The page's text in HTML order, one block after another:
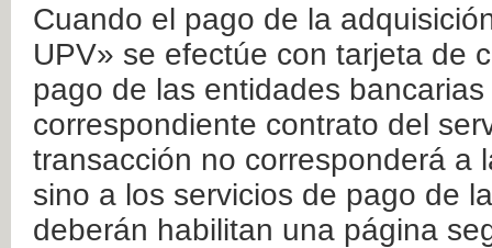
Cuando el pago de la
UPV» se efectúe con tarjeta de
pago de las entidades
correspondiente contrato del
transacción no corresponderá a
sino a los servicios de pago de
deberán habilitan una página